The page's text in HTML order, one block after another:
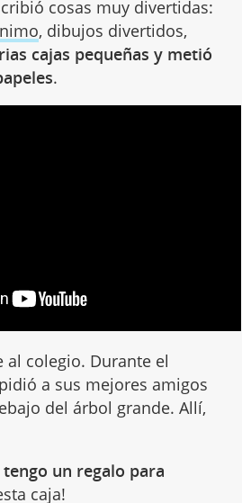
cosas muy divertidas:
, dibujos divertidos,
cajas pequeñas y metió
.
al colegio. Durante el
a sus mejores amigos
del árbol grande. Allí,
tengo un regalo para
caja!